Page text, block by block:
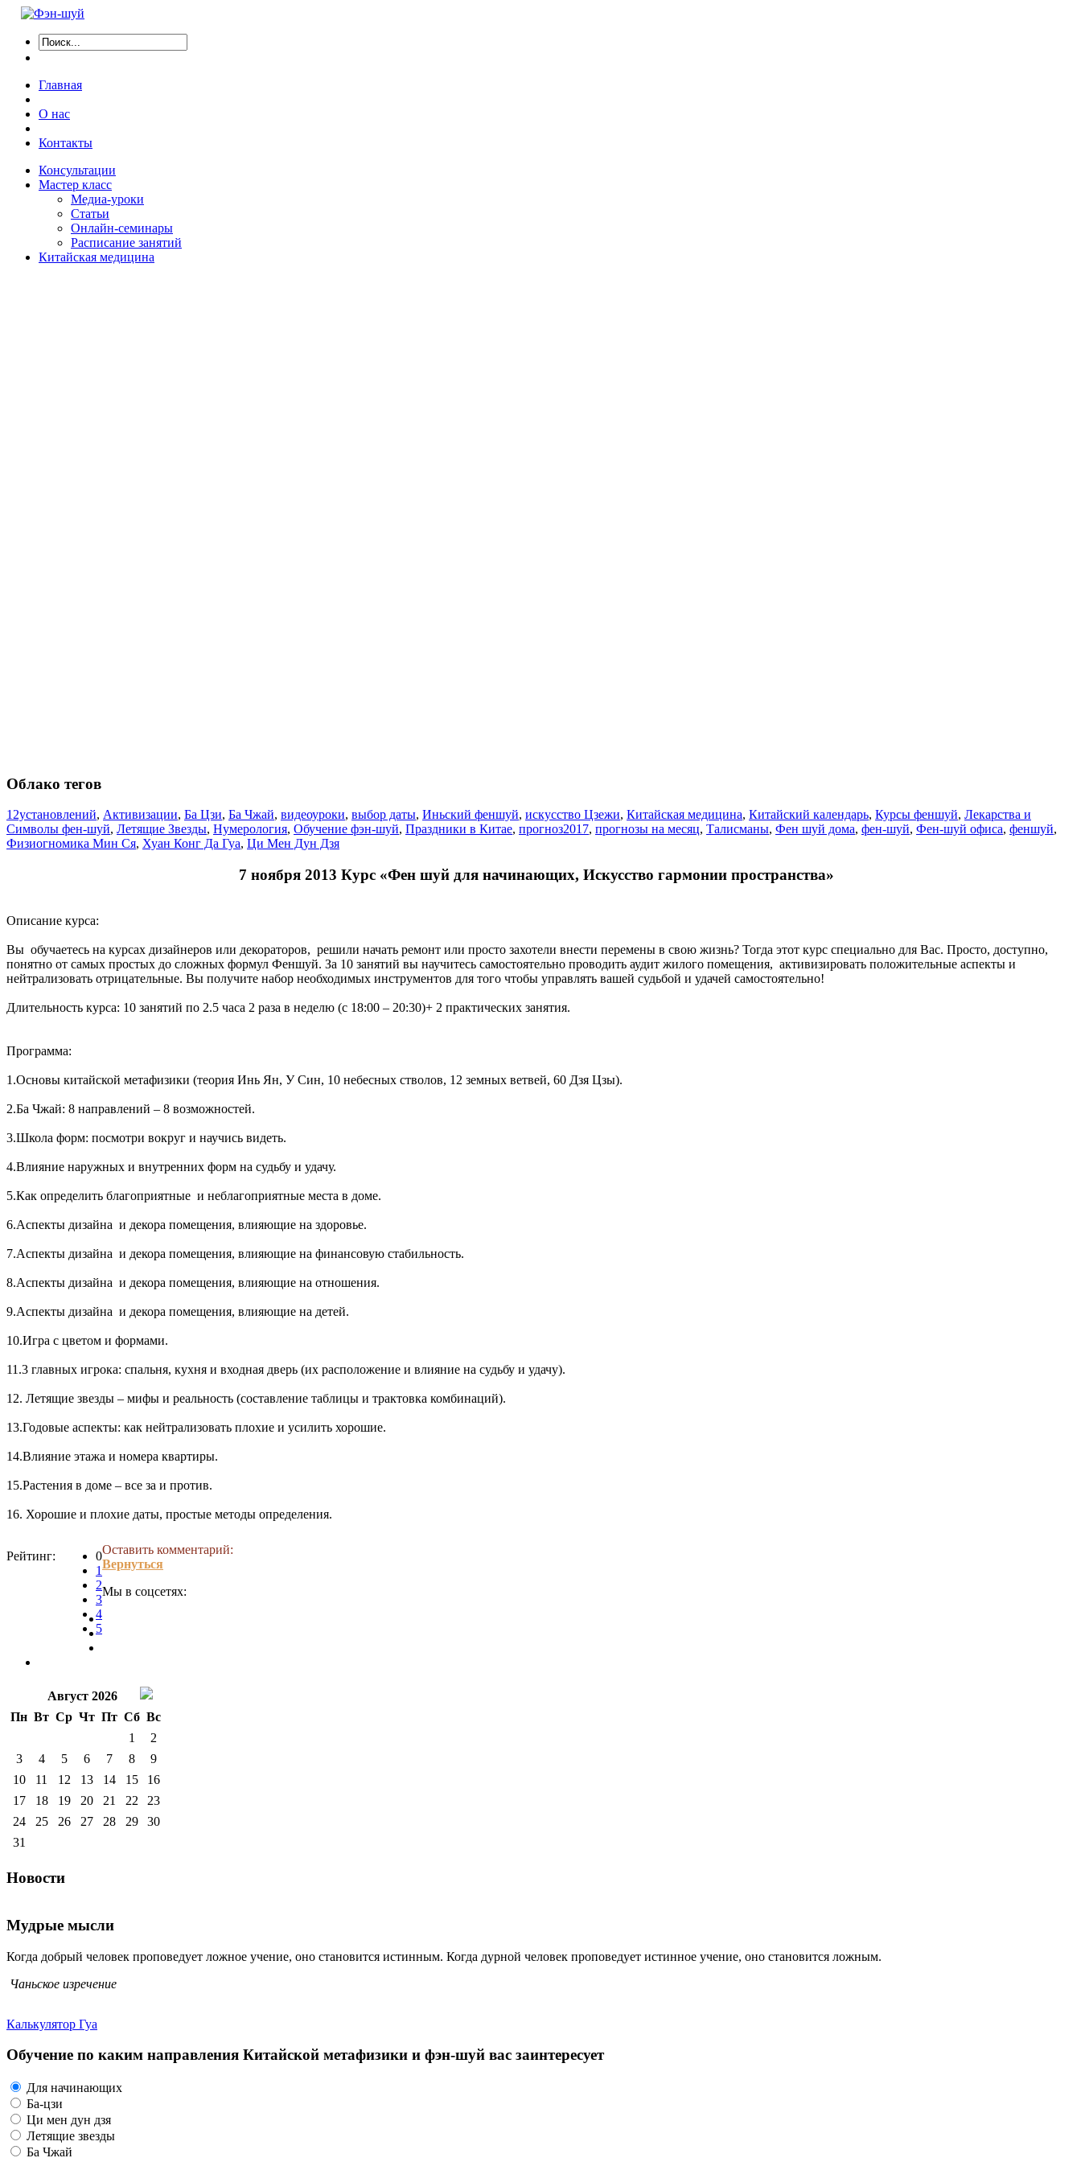
Главная
О нас
Контакты
Консультации
Мастер класс
Медиа-уроки
Статьи
Онлайн-семинары
Расписание занятий
Китайская медицина
Облако тегов
12установлений, Активизации, Ба Цзи, Ба Чжай, видеоуроки, выбор даты, Иньский феншуй, искусство Цзежи, Китайская медицина, Китайский календарь, Курсы феншуй, Лекарства и
Символы фен-шуй, Летящие Звезды, Нумерология, Обучение фэн-шуй, Праздники в Китае, прогноз2017, прогнозы на месяц, Талисманы, Фен шуй дома, фен-шуй, Фен-шуй офиса, феншуй,
Физиогномика Мин Ся, Хуан Конг Да Гуа, Ци Мен Дун Дзя
7 ноября 2013 Курс «Фен шуй для начинающих, Искусство гармонии пространства»
Описание курса:
Вы обучаетесь на курсах дизайнеров или декораторов, решили начать ремонт или просто захотели внести перемены в свою жизнь? Тогда этот курс специально для Вас. Просто, доступно,
понятно от самых простых до сложных формул Феншуй. За 10 занятий вы научитесь самостоятельно проводить аудит жилого помещения, активизировать положительные аспекты и
нейтрализовать отрицательные. Вы получите набор необходимых инструментов для того чтобы управлять вашей судьбой и удачей самостоятельно!
Длительность курса: 10 занятий по 2.5 часа 2 раза в неделю (с 18:00 – 20:30)+ 2 практических занятия.
Программа:
1.Основы китайской метафизики (теория Инь Ян, У Син, 10 небесных стволов, 12 земных ветвей, 60 Дзя Цзы).
2.Ба Чжай: 8 направлений – 8 возможностей.
3.Школа форм: посмотри вокруг и научись видеть.
4.Влияние наружных и внутренних форм на судьбу и удачу.
5.Как определить благоприятные и неблагоприятные места в доме.
6.Аспекты дизайна и декора помещения, влияющие на здоровье.
7.Аспекты дизайна и декора помещения, влияющие на финансовую стабильность.
8.Аспекты дизайна и декора помещения, влияющие на отношения.
9.Аспекты дизайна и декора помещения, влияющие на детей.
10.Игра с цветом и формами.
11.3 главных игрока: спальня, кухня и входная дверь (их расположение и влияние на судьбу и удачу).
12. Летящие звезды – мифы и реальность (составление таблицы и трактовка комбинаций).
13.Годовые аспекты: как нейтрализовать плохие и усилить хорошие.
14.Влияние этажа и номера квартиры.
15.Растения в доме – все за и против.
16. Хорошие и плохие даты, простые методы определения.
Рейтинг:
0
1
2
3
4
5
Оставить комментарий:
Вернуться
Мы в соцсетях:
Август 2026
Пн Вт Ср Чт Пт Сб Вс
1
2
3
4 5 6 7 8
9
10
11 12 13 14 15
16
17
18 19 20 21 22
23
24
25 26 27 28 29
30
31
Новости
Мудрые мысли
Когда добрый человек проповедует ложное учение, оно становится истинным. Когда дурной человек проповедует истинное учение, оно становится ложным.
Чаньское изречение
Калькулятор Гуа
Обучение по каким направления Китайской метафизики и фэн-шуй вас заинтересует
Для начинающих
Ба-цзи
Ци мен дун дзя
Летящие звезды
Ба Чжай